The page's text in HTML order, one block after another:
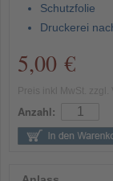
Schutzfolie
Druckerei
5,00 €
Anzahl: